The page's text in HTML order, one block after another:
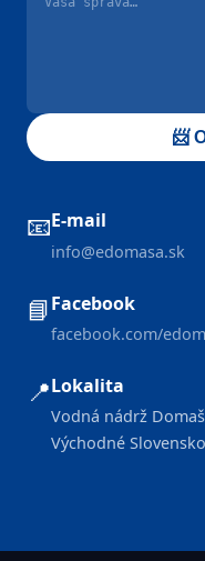
📨
📧E-mail
info@edomasa.sk
📘Facebook
facebook.com/
📍Lokalita
Vodná nádrž
Východné Slovensko